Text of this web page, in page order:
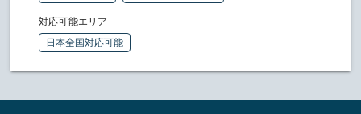
対応可能エリア
日本全国対応可能